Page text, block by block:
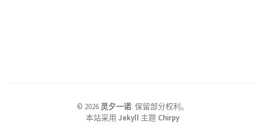
© 2026 灵夕一诺. 保留部分权利。
本站采用 Jekyll 主题 Chirpy